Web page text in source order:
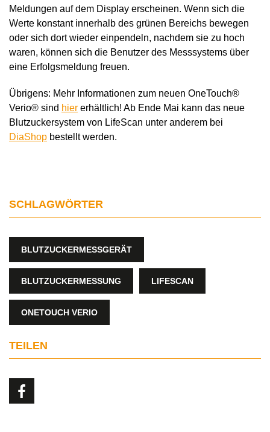
Meldungen auf dem Display erscheinen. Wenn sich die
Werte konstant innerhalb des grünen Bereichs bewegen
oder sich dort wieder einpendeln, nachdem sie zu hoch
waren, können sich die Benutzer des Messsystems über
eine Erfolgsmeldung freuen.
Übrigens: Mehr Informationen zum neuen OneTouch®
Verio® sind hier erhältlich! Ab Ende Mai kann das neue
Blutzuckersystem von LifeScan unter anderem bei
DiaShop bestellt werden.
SCHLAGWÖRTER
BLUTZUCKERMESSGERÄT
BLUTZUCKERMESSUNG LIFESCAN
ONETOUCH VERIO
TEILEN